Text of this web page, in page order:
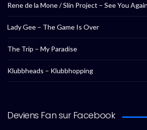
Rene de la Mone / Slin Project – See You Again
Lady Gee – The Game Is Over
The Trip – My Paradise
Klubbheads – Klubbhopping
Deviens Fan sur Facebook